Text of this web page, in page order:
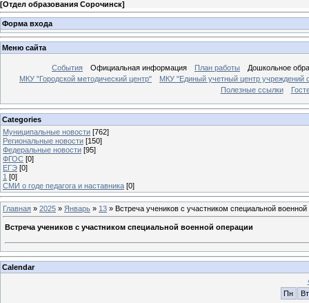
[Отдел образования Сорочинск]
Форма входа
Меню сайта
События Официальная информация План работы
Дошкольное
МКУ "Городской методический центр"
МКУ "Единый учетный центр учреждений
Полезные ссылки
Categories
Муниципальные новости [762]
Региональные новости [150]
Федеральные новости [95]
ФГОС [0]
ЕГЭ [0]
1 [0]
СМИ о годе педагога и наставника [0]
Главная » 2025 » Январь » 13 » Встреча учеников с участником специальной военной
Встреча учеников с участником специальной военной операции
Calendar
Пн
Вт